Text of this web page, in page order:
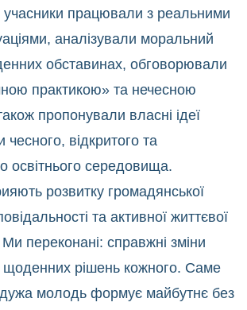
учасники працювали з реальними
аналізували моральний
обставинах, обговорювали
практикою» та нечесною
пропонували власні ідеї
відкритого та
освітнього середовища.
розвитку громадянської
та активної життєвої
Ми переконані: справжні зміни
щоденних рішень кожного. Саме
молодь формує майбутнє без